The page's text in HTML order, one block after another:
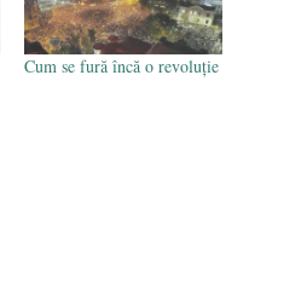
Cum se fură încă o revoluție